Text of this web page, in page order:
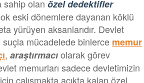
sahip olan özel dedektifler
eski dönemlere dayanan köklü
yürüyen aksanlarıdır. Devlet
suçla mücadelede binlerce memur
, araştırmacıolarak görev
memurları sadece devletimizin
çalışmakta açıkta kalan özel